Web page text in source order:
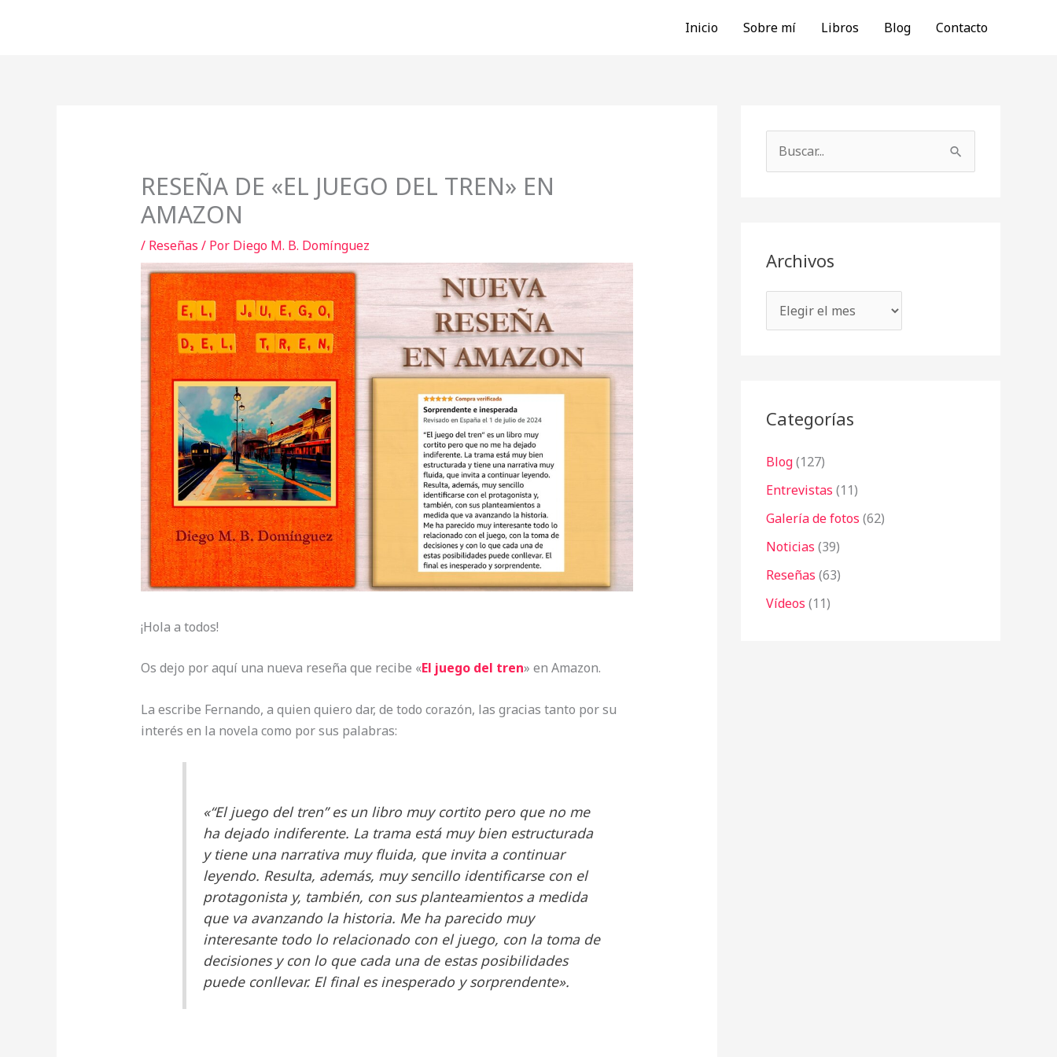
Inicio Sobre mí Libros Blog Contacto
RESEÑA DE «EL JUEGO DEL TREN» EN
AMAZON
/ Reseñas / Por Diego M. B. Domínguez
¡Hola a todos!
Os dejo por aquí una nueva reseña que recibe «El juego del tren» en Amazon.
La escribe Fernando, a quien quiero dar, de todo corazón, las gracias tanto por su
interés en la novela como por sus palabras:
«“El juego del tren” es un libro muy cortito pero que no me
ha dejado indiferente. La trama está muy bien estructurada
y tiene una narrativa muy fluida, que invita a continuar
leyendo. Resulta, además, muy sencillo identificarse con el
protagonista y, también, con sus planteamientos a medida
que va avanzando la historia. Me ha parecido muy
interesante todo lo relacionado con el juego, con la toma de
decisiones y con lo que cada una de estas posibilidades
puede conllevar. El final es inesperado y sorprendente».
a
o
Archivos
c
o
s
Categorías
Blog(127)
Entrevistas (11)
Galería de fotos (62)
Noticias (39)
Reseñas (63)
Vídeos (11)